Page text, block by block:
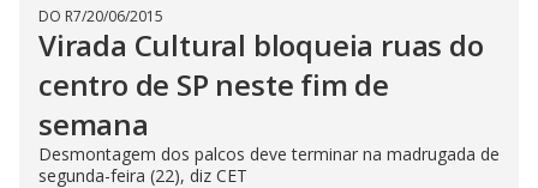
DO R7/20/06/2015
Virada Cultural bloqueia ruas do
centro de SP neste fim de
semana
Desmontagem dos palcos deve terminar na madrugada de
segunda-feira (22), diz CET